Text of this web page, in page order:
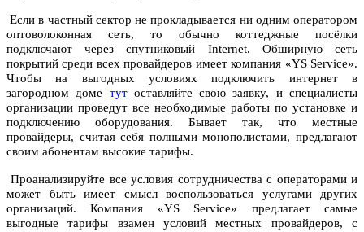
Если в частный сектор не прокладывается ни одним оператором
оптоволоконная сеть, то обычно коттеджные посёлки
подключают через спутниковый Internet. Обширную сеть
покрытий среди всех провайдеров имеет компания «YS Service».
Чтобы на выгодных условиях подключить интернет в
загородном доме тутоставляйте свою заявку, и специалисты
организации проведут все необходимые работы по установке и
подключению оборудования. Бывает так, что местные
провайдеры, считая себя полными монополистами, предлагают
своим абонентам высокие тарифы.
Проанализируйте все условия сотрудничества с операторами и
может быть имеет смысл воспользоваться услугами других
организаций. Компания «YS Service» предлагает самые
выгодные тарифы взамен условий местных провайдеров, с